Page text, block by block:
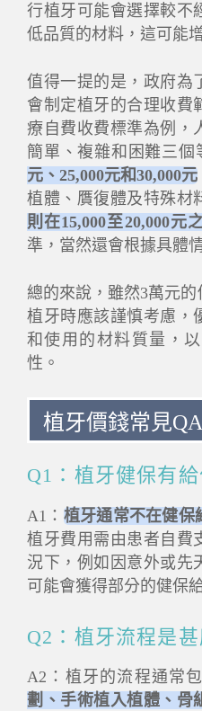
行植牙可能會選擇較不
低品質的材料，這可能
值得一提的是，政府為
會制定植牙的合理收費
療自費收費標準為例，
簡單、複雜和困難三個
元、25,000元和30,000元
植體、贋復體及特殊材
則在15,000至20,000元
準，當然還會根據具體
總的來說，雖然3萬元
植牙時應該謹慎考慮，
和使用的材料質量，
性。
植牙價錢常見QA
Q1：植牙健保有給
A1： 植牙通常不在健保
植牙費用需由患者自費
況下，例如因意外或先
可能會獲得部分的健保
Q2：植牙流程是甚
A2：植牙的流程通常
劃、手術植入植體、骨